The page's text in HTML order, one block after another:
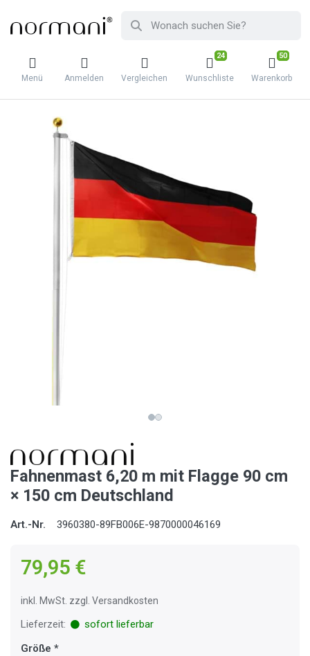
Menü Anmelden Vergleichen
24
Wunschliste
50
Warenkorb
Fahnenmast 6,20 m mit Flagge 90 cm
× 150 cm Deutschland
Art.-Nr. 3960380-89FB006E-9870000046169
79,95 €
inkl. MwSt. zzgl. Versandkosten
Lieferzeit:
sofort lieferbar
Größe